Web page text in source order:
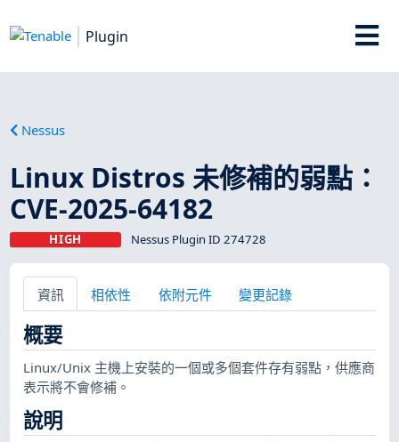
Plugin
Nessus
Linux Distros 未修補的弱點：
CVE-2025-64182
HIGH Nessus Plugin ID 274728
資訊 相依性 依附元件 變更記錄
概要
Linux/Unix 主機上安裝的一個或多個套件存有弱點，供應商
表示將不會修補。
說明